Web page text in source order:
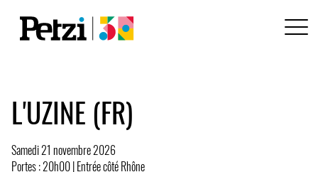
L'UZINE (FR)
Samedi 21 novembre 2026
Portes : 20h00 | Entrée côté Rhône